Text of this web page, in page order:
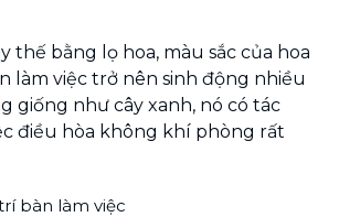
thế bằng lọ hoa, màu sắc của hoa
làm việc trở nên sinh động nhiều
giống như cây xanh, nó có tác
điều hòa không khí phòng rất